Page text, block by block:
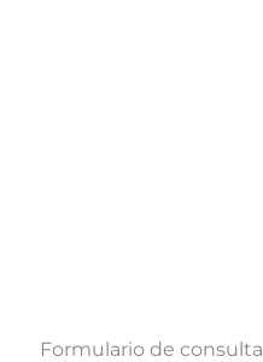
Formulario de consulta